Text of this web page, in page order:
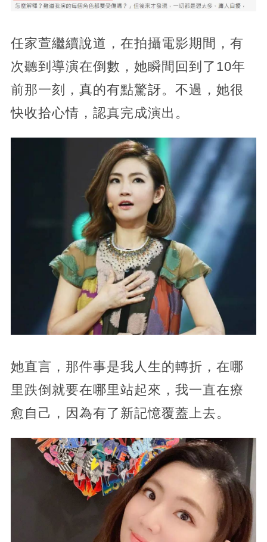
任家萱繼續說道，在拍攝電影期間，有
次聽到導演在倒數，她瞬間回到了10年
前那一刻，真的有點驚訝。不過，她很
快收拾心情，認真完成演出。
她直言，那件事是我人生的轉折，在哪
里跌倒就要在哪里站起來，我一直在療
愈自己，因為有了新記憶覆蓋上去。